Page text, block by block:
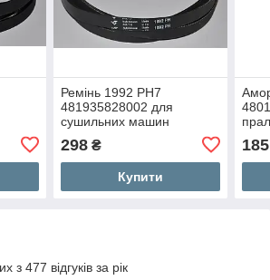
Ремінь 1992 PH7
481935828002 для
сушильних машин
298₴
Купити
185
з 477 відгуків за рік